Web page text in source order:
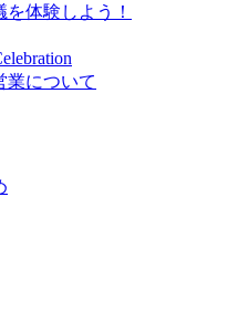
体験しよう！
業について